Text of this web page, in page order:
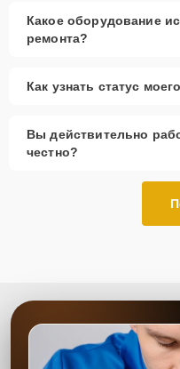
Какое оборудование
ремонта?
Как узнать статус
Вы действительно
честно?